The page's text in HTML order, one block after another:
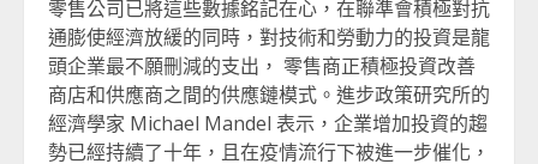
零售公司已將這些數據銘記在心，在聯準會積極對抗
通膨使經濟放緩的同時，對技術和勞動力的投資是龍
頭企業最不願刪減的支出， 零售商正積極投資改善
商店和供應商之間的供應鏈模式。進步政策研究所的
經濟學家 Michael Mandel 表示，企業增加投資的趨
勢已經持續了十年，且在疫情流行下被進一步催化，